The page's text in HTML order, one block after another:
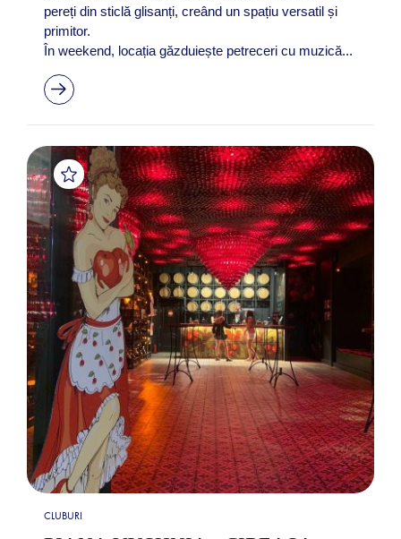
pereți din sticlă glisanți, creând un spațiu versatil și
primitor.
În weekend, locația găzduiește petreceri cu muzică...
CLUBURI